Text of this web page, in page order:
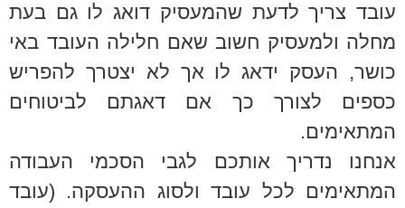
עובד צריך לדעת שהמעסיק דואג לו גם בעת
מחלה ולמעסיק חשוב שאם חלילה העובד באי
כושר, העסק ידאג לו אך לא יצטרך להפריש
כספים לצורך כך אם דאגתם לביטוחים
המתאימים.
אנחנו נדריך אותכם לגבי הסכמי העבודה
המתאימים לכל עובד ולסוג ההעסקה. (עובד